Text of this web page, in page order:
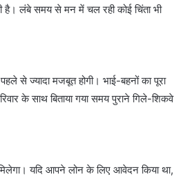
है। लंबे समय से मन में चल रही कोई चिंता भी
से ज्यादा मजबूत होगी। भाई-बहनों का पूरा
के साथ बिताया गया समय पुराने गिले-शिकवे
यदि आपने लोन के लिए आवेदन किया था,